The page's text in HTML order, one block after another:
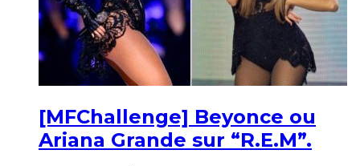
[MFChallenge] Beyonce ou
Ariana Grande sur “R.E.M”.